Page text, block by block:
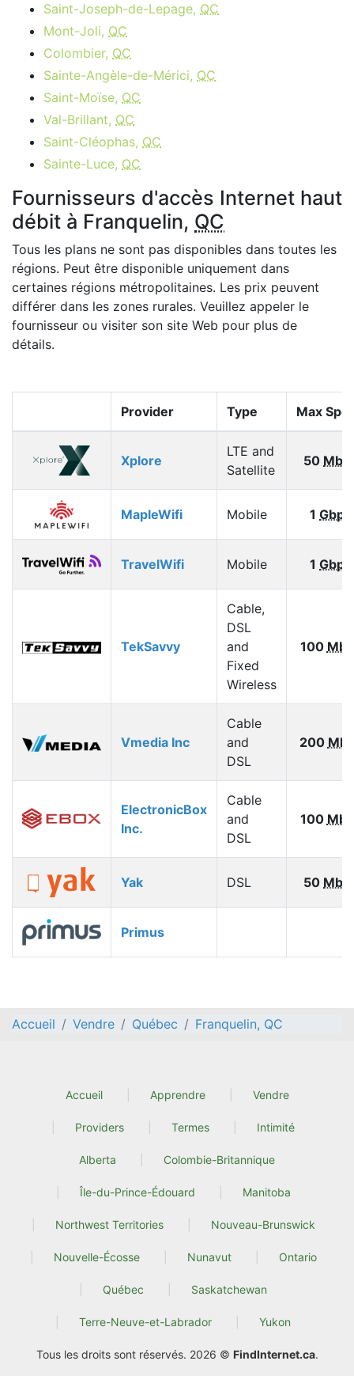
Saint-Joseph-de-Lepage, QC
Mont-Joli, QC
Colombier, QC
Sainte-Angèle-de-Mérici, QC
Saint-Moïse, QC
Val-Brillant, QC
Saint-Cléophas, QC
Sainte-Luce, QC
Fournisseurs d'accès Internet haut
débit à Franquelin, QC
Tous les plans ne sont pas disponibles dans toutes les
régions. Peut être disponible uniquement dans
certaines régions métropolitaines. Les prix peuvent
différer dans les zones rurales. Veuillez appeler le
fournisseur ou visiter son site Web pour plus de
détails.
Provider Type Max
Xplore
LTE and
Satellite
50
MapleWifi Mobile 1 Gbps
TravelWifi Mobile 1 Gbps
TekSavvy
Cable,
DSL
and
Fixed
Wireless
100
Vmedia Inc
Cable
and
DSL
200
ElectronicBox
Inc.
Cable
and
DSL
100
Yak DSL 50
Primus
Accueil Vendre Québec Franquelin, QC
Accueil Apprendre Vendre
Providers Termes Intimité
Alberta Colombie-Britannique
Île-du-Prince-Édouard Manitoba
Northwest Territories Nouveau-Brunswick
Nouvelle-Écosse Nunavut Ontario
Québec Saskatchewan
Terre-Neuve-et-Labrador Yukon
Tous les droits sont réservés. 2026 © FindInternet.ca.